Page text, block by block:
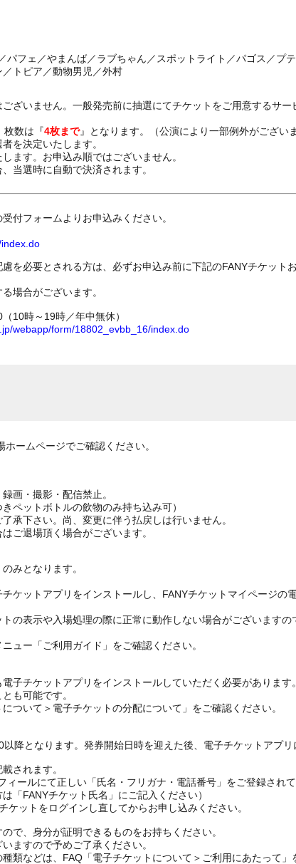
フェ／やまんば／ラブちゃん／スポットライト／パゴス／プ
トピア／動物男児／外村
ざいません。一般発売前に抽選にてチケットをご用意するサ
枚数は『4枚まで』となります。（公演により一部例外がございま
を決定いたします。
ます。お申込み順ではございません。
当選時に自動で決済されます。
付フォームよりお申込みください。
を必要とされる方は、必ずお申込み前に下記のFANYチケット
場合がございます。
10時～19時／年中無休）
webapp/form/18802_evbb_16/index.do
ームページでご確認ください。
画・撮影・配信禁止。
ペットボトルの飲物のみ持ち込み可）
承下さい。尚、変更に伴う払戻しは行いません。
ご退場頂く場合がございます。
みとなります。
ケットアプリをインストールし、FANYチケットマイページの
の表示や入場処理の際に正常に動作しない場合がございます
ュー「ご利用ガイド」をご確認ください。
子チケットアプリをインストールしていただく必要があります。
も可能です。
ついて＞電子チケットの分配について」をご確認ください。
降となります。発券開始日時を迎えた後、電子チケットアプリ
されます。
ールにて正しい「氏名・フリガナ・電話番号」をご登録され
「FANYチケット氏名」にご記入ください）
ケットをログインし直してからお申し込みください。
で、身分が証明できるものをお持ちください。
ますので予めご了承ください。
類などは、FAQ「電子チケットについて＞ご利用にあたって」